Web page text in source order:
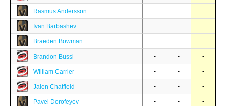
Rasmus Andersson - - -
Ivan Barbashev - - -
Braeden Bowman - - -
Brandon Bussi - - -
William Carrier - - -
Jalen Chatfield - - -
Pavel Dorofeyev - - -